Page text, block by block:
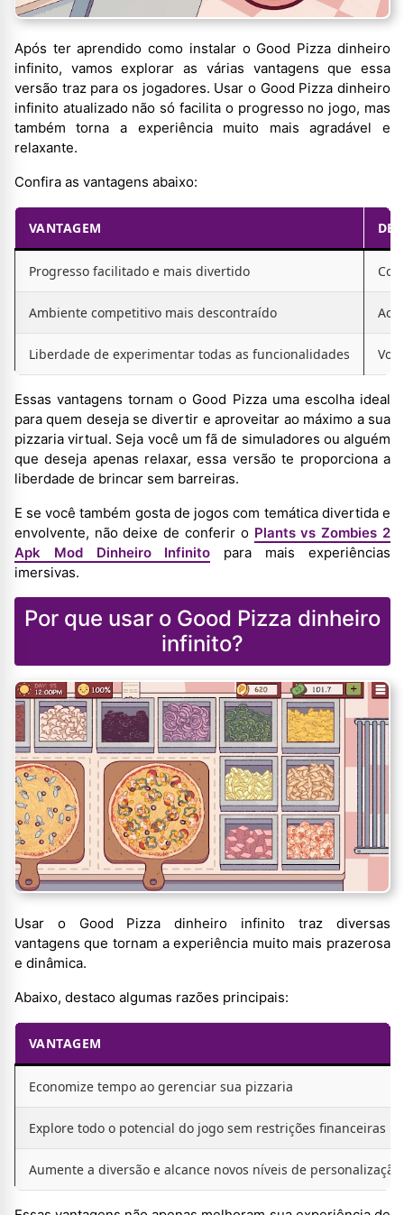
Após ter aprendido como instalar o Good Pizza dinheiro
infinito, vamos explorar as várias vantagens que essa
versão traz para os jogadores. Usar o Good Pizza dinheiro
infinito atualizado não só facilita o progresso no jogo, mas
também torna a experiência muito mais agradável e
relaxante.
Confira as vantagens abaixo:
VANTAGEM
Progresso facilitado e mais divertido
Ambiente competitivo mais descontraído Ao
Liberdade de experimentar todas as funcionalidades
Essas vantagens tornam o Good Pizza uma escolha ideal
para quem deseja se divertir e aproveitar ao máximo a sua
pizzaria virtual. Seja você um fã de simuladores ou alguém
que deseja apenas relaxar, essa versão te proporciona a
liberdade de brincar sem barreiras.
E se você também gosta de jogos com temática divertida e
envolvente, não deixe de conferir o Plants vs Zombies 2
Apk Mod Dinheiro Infinito para mais experiências
imersivas.
Por que usar o Good Pizza dinheiro
infinito?
Usar o Good Pizza dinheiro infinito traz diversas
vantagens que tornam a experiência muito mais prazerosa
e dinâmica.
Abaixo, destaco algumas razões principais:
VANTAGEM
Economize tempo ao gerenciar sua pizzaria
Explore todo o potencial do jogo sem restrições financeiras
Aumente a diversão e alcance novos níveis de personalização